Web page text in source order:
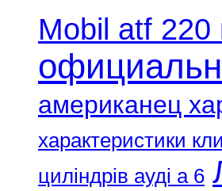
Mobil atf 220
американец
характеристики
циліндрів ауді а 6